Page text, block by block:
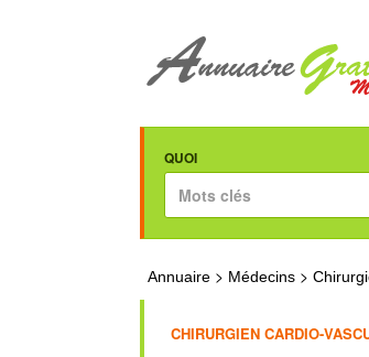
QUOI
Annuaire > Médecins >
CHIRURGIEN CARDIO-